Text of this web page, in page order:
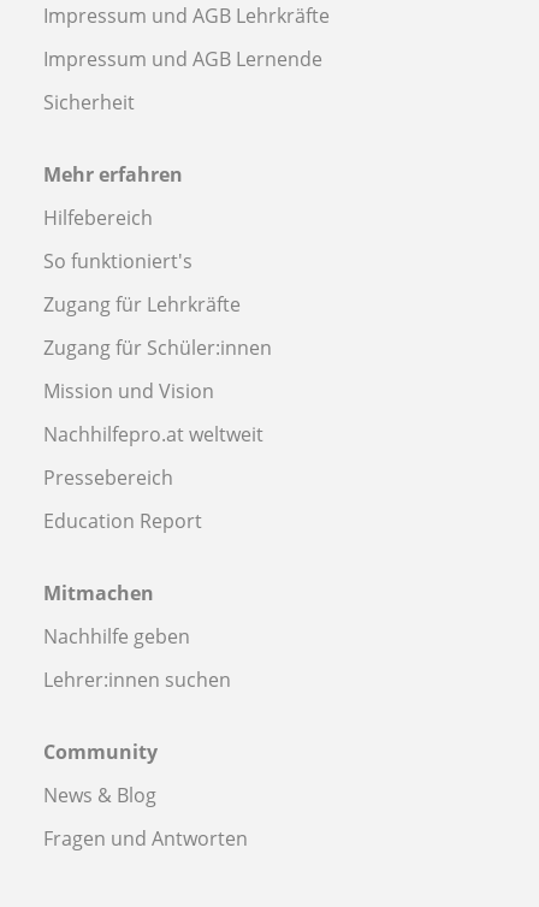
Impressum und AGB Lehrkräfte
Impressum und AGB Lernende
Sicherheit
Mehr erfahren
Hilfebereich
So funktioniert's
Zugang für Lehrkräfte
Zugang für Schüler:innen
Mission und Vision
Nachhilfepro.at weltweit
Pressebereich
Education Report
Mitmachen
Nachhilfe geben
Lehrer:innen suchen
Community
News & Blog
Fragen und Antworten